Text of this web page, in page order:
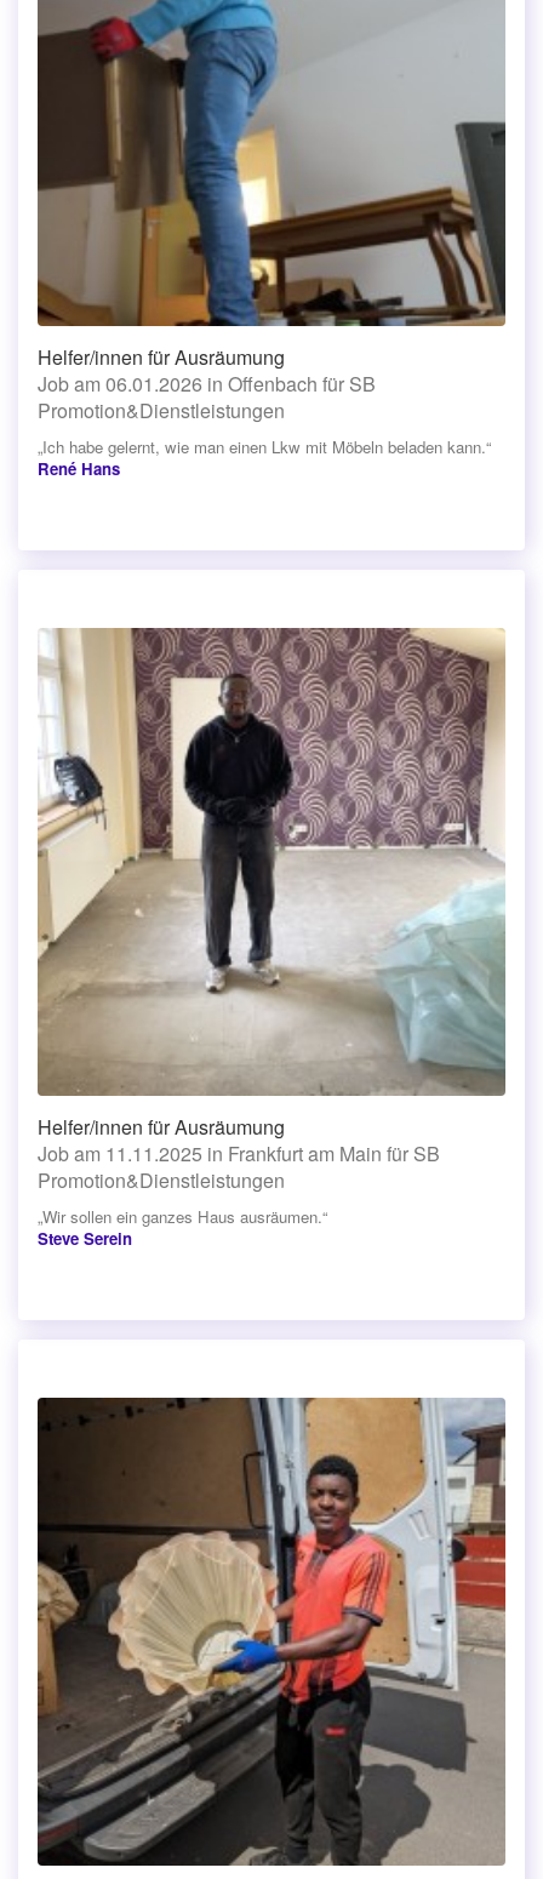
Helfer/innen für Ausräumung
Job am 06.01.2026 in Offenbach für SB
Promotion&Dienstleistungen
„Ich habe gelernt, wie man einen Lkw mit Möbeln beladen kann.“
René Hans
Helfer/innen für Ausräumung
Job am 11.11.2025 in Frankfurt am Main für SB
Promotion&Dienstleistungen
„Wir sollen ein ganzes Haus ausräumen.“
Steve Serein